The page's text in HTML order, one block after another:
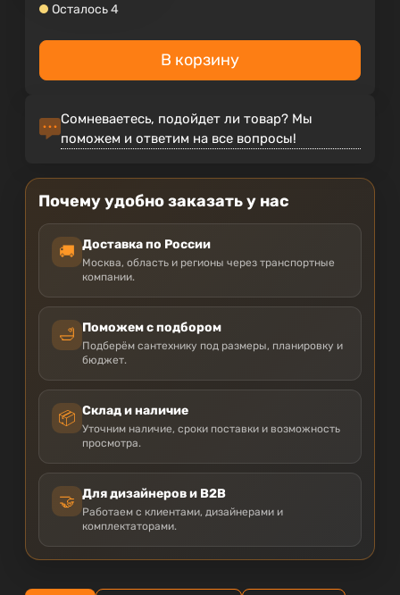
Осталось 4
В корзину
Сомневаетесь, подойдет ли товар? Мы
поможем и ответим на все вопросы!
Почему удобно заказать у нас
🚚 Доставка по России
Москва, область и регионы через транспортные
компании.
🛁 Поможем с подбором
Подберём сантехнику под размеры, планировку и
бюджет.
📦 Склад и наличие
Уточним наличие, сроки поставки и возможность
просмотра.
🤝 Для дизайнеров и B2B
Работаем с клиентами, дизайнерами и
комплектаторами.